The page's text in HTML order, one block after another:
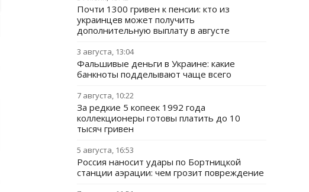
Почти 1300 гривен к пенсии: кто из
украинцев может получить
дополнительную выплату в августе
3 августа, 13:04
Фальшивые деньги в Украине: какие
банкноты подделывают чаще всего
7 августа, 10:22
За редкие 5 копеек 1992 года
коллекционеры готовы платить до 10
тысяч гривен
5 августа, 16:53
Россия наносит удары по Бортницкой
станции аэрации: чем грозит повреждение